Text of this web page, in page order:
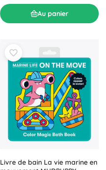
Au panier
Livre de bain La vie marine en